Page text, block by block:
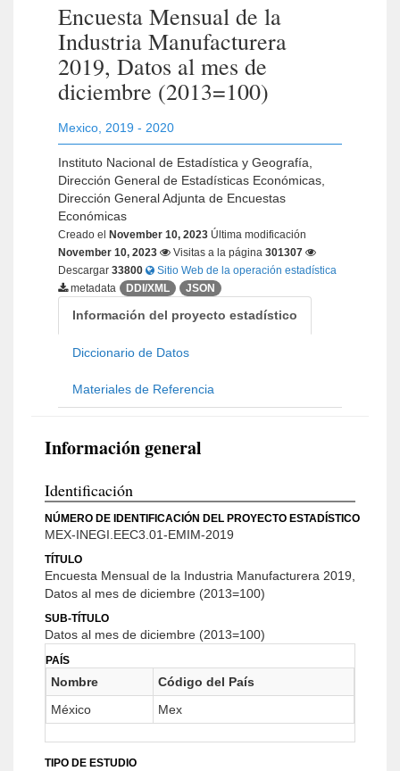
Encuesta Mensual de la
Industria Manufacturera
2019, Datos al mes de
diciembre (2013=100)
Mexico 2019 - 2020
Instituto Nacional de Estadística y Geografía,
Dirección General de Estadísticas Económicas,
Dirección General Adjunta de Encuestas
Económicas
Creado el November 10, 2023 Última modificación
November 10, 2023
Visitas a la página 301307
Descargar 33800
Sitio Web de la operación estadística
metadata
DDI/XML JSON
Información del proyecto estadístico
Diccionario de Datos
Materiales de Referencia
Información general
Identificación
NÚMERO DE IDENTIFICACIÓN DEL PROYECTO ESTADÍSTICO
MEX-INEGI.EEC3.01-EMIM-2019
TÍTULO
Encuesta Mensual de la Industria Manufacturera 2019,
Datos al mes de diciembre (2013=100)
SUB-TÍTULO
Datos al mes de diciembre (2013=100)
PAÍS
Nombre
Código del País
México
Mex
TIPO DE ESTUDIO